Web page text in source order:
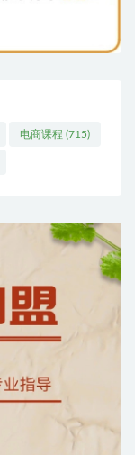
电商课程 (715)